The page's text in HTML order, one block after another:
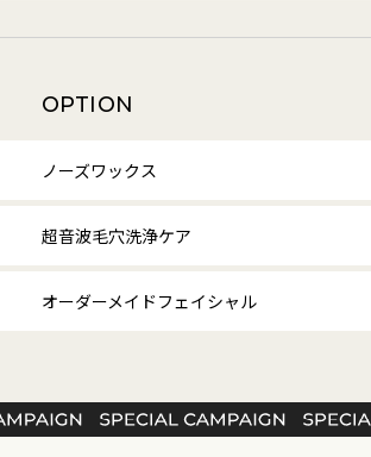
OPTION
ノーズワックス
超音波毛穴洗浄ケア
オーダーメイドフェイシャル